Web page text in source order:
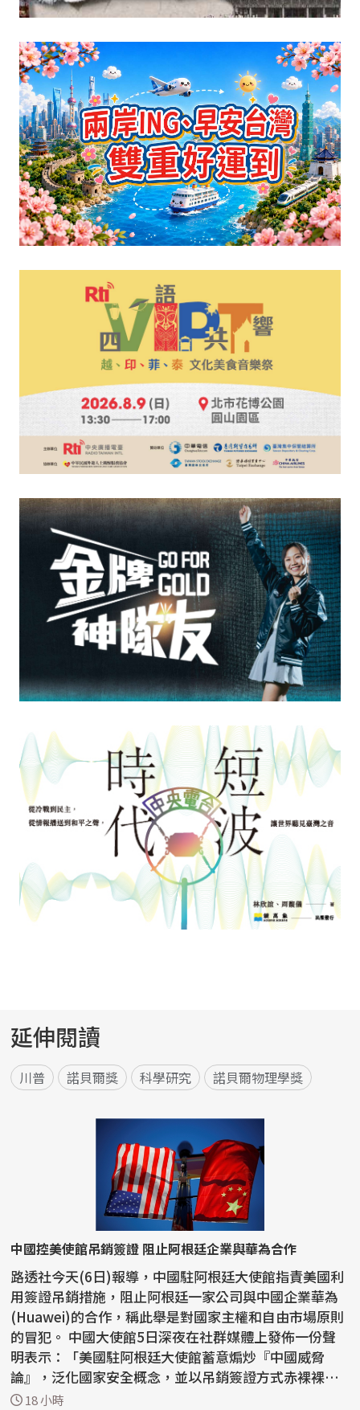
延伸閱讀
川普 諾貝爾獎 科學研究 諾貝爾物理學獎
中國控美使館吊銷簽證 阻止阿根廷企業與華為合作
路透社今天(6日)報導，中國駐阿根廷大使館指責美國利
用簽證吊銷措施，阻止阿根廷一家公司與中國企業華為
(Huawei)的合作，稱此舉是對國家主權和自由市場原則
的冒犯。 中國大使館5日深夜在社群媒體上發佈一份聲
明表示：「美國駐阿根廷大使館蓄意煽炒『中國威脅
論』，泛化國家安全概念，並以吊銷簽證方式赤裸裸阻
止正常...
18 小時